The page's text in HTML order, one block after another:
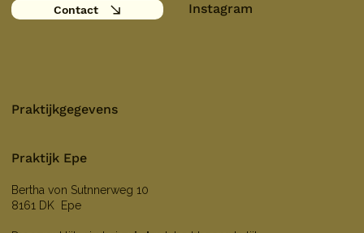
Instagram
Contact
Praktijkgegevens
Praktijk Epe
Bertha von Sutnnerweg 10
8161 DK Epe